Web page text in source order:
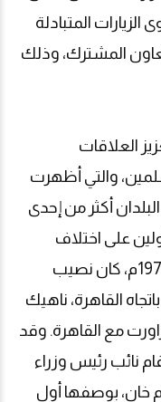
المتبادلة
المشترك، وذلك
العلاقات
والتي أظهرت
أكثر من إحدى
على اختلاف
مستوياتهم، فيما بين عامي 1954 و1978م، كان نصيب
القاهرة، ناهيك
مع القاهرة. وقد
قام نائب رئيس وزراء
خان، بوصفها أول